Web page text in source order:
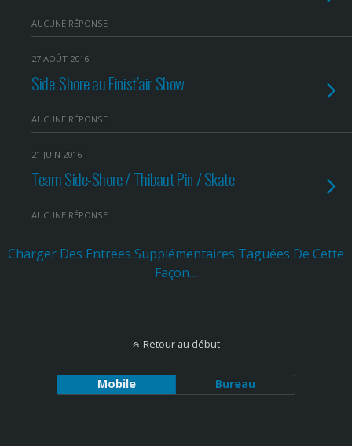
AUCUNE RÉPONSE
27 AOÛT 2016
Side-Shore au Finist’air Show
AUCUNE RÉPONSE
21 JUIN 2016
Team Side-Shore / Thibaut Pin / Skate
AUCUNE RÉPONSE
Charger Des Entrées Supplémentaires Taguées De Cette
Façon…
Retour au début
Mobile Bureau